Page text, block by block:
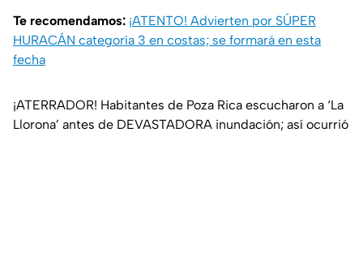
Te recomendamos: ¡ATENTO! Advierten por SÚPER
HURACÁN categoría 3 en costas; se formará en esta
fecha
¡ATERRADOR! Habitantes de Poza Rica escucharon a ‘La
Llorona’ antes de DEVASTADORA inundación; así ocurrió